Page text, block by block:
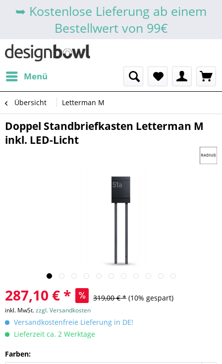
➥ Kostenlose Lieferung ab einem
Bestellwert von 99€
Menü
Übersicht Letterman M
Doppel Standbriefkasten Letterman M
inkl. LED-Licht
287,10 € * 319,00 € * (10% gespart)
inkl. MwSt.zzgl. Versandkosten
Versandkostenfreie Lieferung in DE!
Lieferzeit ca. 2 Werktage
Farben: